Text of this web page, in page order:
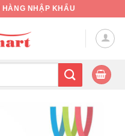
HÀNG NHẬP KHẨU